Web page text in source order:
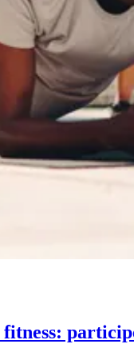
fitness: